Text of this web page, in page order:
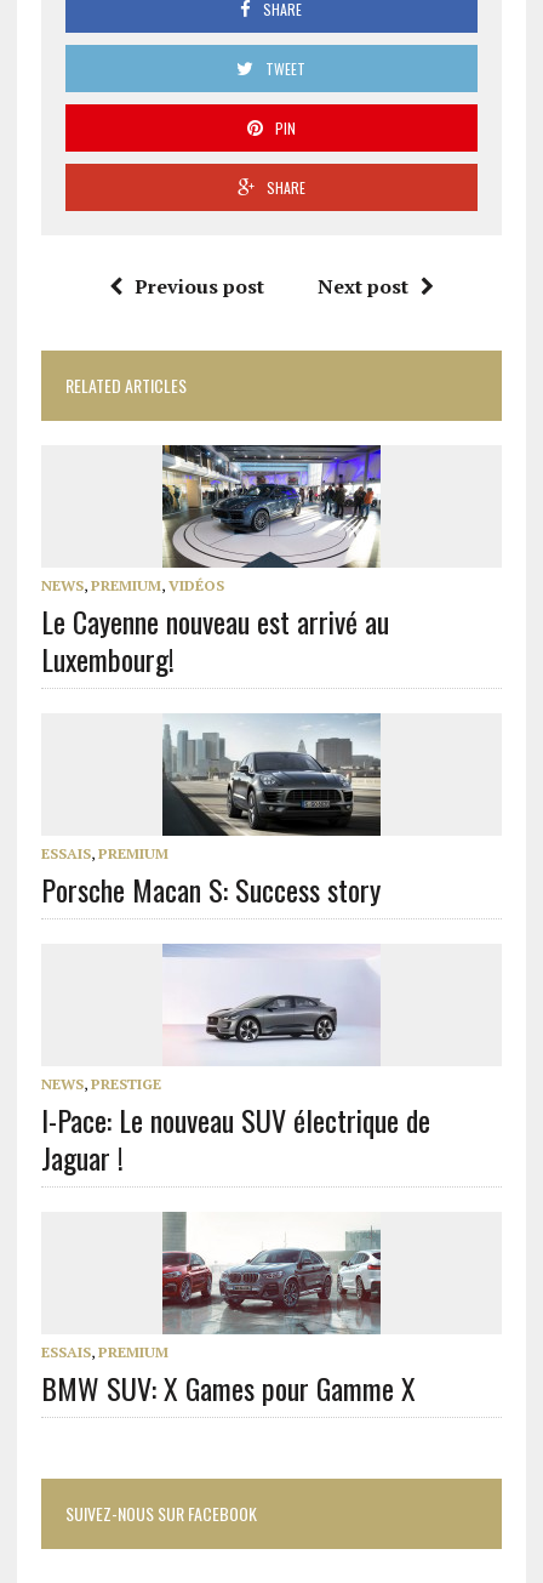
SHARE
TWEET
PIN
SHARE
Previous post Next post
RELATED ARTICLES
NEWS, PREMIUM, VIDÉOS
Le Cayenne nouveau est arrivé au
Luxembourg!
ESSAIS, PREMIUM
Porsche Macan S: Success story
NEWS, PRESTIGE
I-Pace: Le nouveau SUV électrique de
Jaguar !
ESSAIS, PREMIUM
BMW SUV: X Games pour Gamme X
SUIVEZ-NOUS SUR FACEBOOK